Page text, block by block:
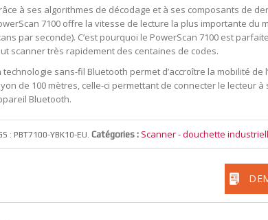
à ses algorithmes de décodage et à ses composants de
7100 offre la vitesse de lecture la plus importante du
par seconde). C’est pourquoi le PowerScan 7100 est
scanner très rapidement des centaines de codes.
technologie sans-fil Bluetooth permet d’accroître la mobilité de
de 100 mètres, celle-ci permettant de connecter le lecteur
Bluetooth.
: PBT7100-YBK10-EU. Catégories : Scanner - douchette